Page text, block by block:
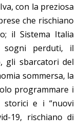
con la preziosa
che rischiano
il Sistema Italia
sogni perduti, il
gli sbarcatori del
sommersa, la
programmare i
e i “nuovi
19, rischiano di